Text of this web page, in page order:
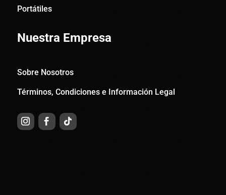
Portátiles
Nuestra Empresa
Sobre Nosotros
Términos, Condiciones e Información Legal